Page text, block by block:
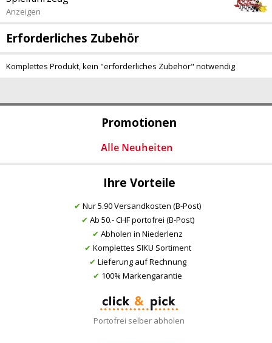
Promotionen
Ihre Vorteile
✔ Nur 5.90 Versandkosten (B-Post)
✔ Ab 50.- CHF portofrei (B-Post)
✔ Abholen in Niederlenz
✔ Komplettes SIKU Sortiment
✔ Lieferung auf Rechnung
✔ 100% Markengarantie
Portofrei selber abholen
Anzeigen
Erforderliches Zubehör
Komplettes Produkt, kein "erforderliches Zubehör" notwendig